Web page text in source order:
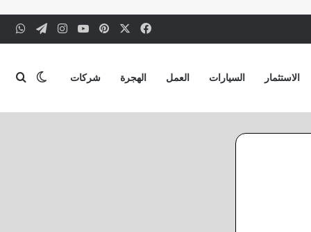
فيسبوك بينتيريست‫YouTube
انستقرام
تيلقرام
الاستثمار السيارات العمل الهجرة شركات الوضع